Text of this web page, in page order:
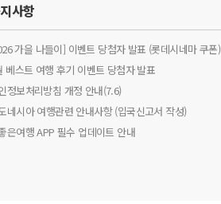
사항
가을 나들이] 이벤트 당첨자 발표 (롯데시네마 쿠폰)
베스트 여행 후기 이벤트 당첨자 발표
정보처리방침 개정 안내(7.6)
네시아 여행관련 안내사항 (입국신고서 작성)
은여행 APP 필수 업데이트 안내